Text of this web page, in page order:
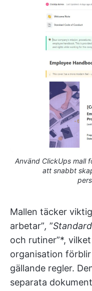
Använd ClickUps mall
att snabbt
Mallen täcker
arbetar”, ”
och rutiner”*,
organisation
gällande regler.
separata